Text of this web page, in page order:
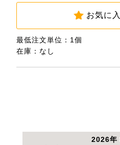
お気に
最低注文単位：1個
在庫：なし
2026年